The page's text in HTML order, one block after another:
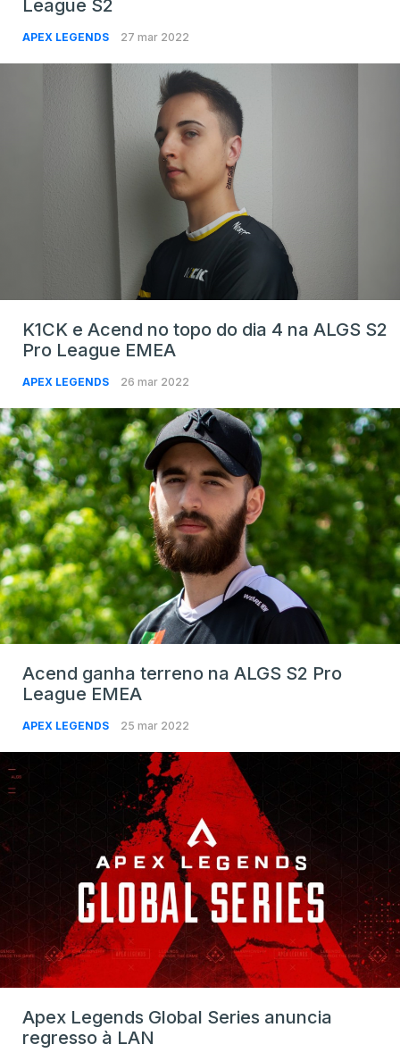
League S2
APEX LEGENDS 27 mar 2022
K1CK e Acend no topo do dia 4 na ALGS S2
Pro League EMEA
APEX LEGENDS 26 mar 2022
Acend ganha terreno na ALGS S2 Pro
League EMEA
APEX LEGENDS 25 mar 2022
Apex Legends Global Series anuncia
regresso à LAN